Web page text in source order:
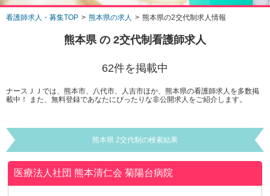
看護師求人・募集TOP 熊本県の求人 熊本県の2交代制求人情報
熊本県の 2交代制 看護師求人
62件を掲載中
ナースＪＪでは、熊本市、八代市、人吉市ほか、熊本県の看護師求人を多数掲
載中！ また、無料登録であなたにぴったりな非公開求人をご紹介します。
熊本県 2交代制の検索結果
医療法人社団 熊本清仁会菊陽台病院